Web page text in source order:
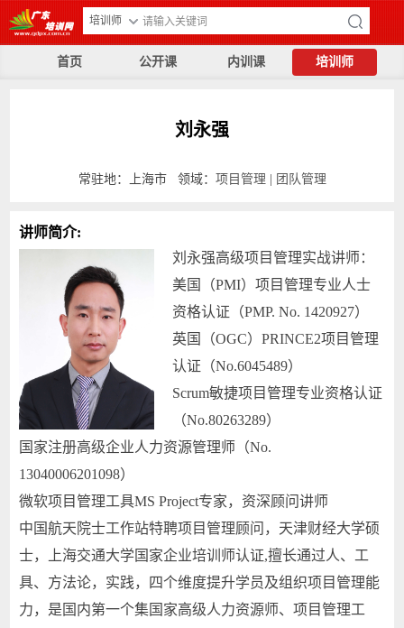
培训师
首页 公开课 内训课 培训师
刘永强
常驻地：上海市 领域： 项目管理 团队管理
讲师简介:
刘永强高级项目管理实战讲师：
美国（PMI）项目管理专业人士
资格认证（PMP. No. 1420927）
英国（OGC）PRINCE2项目管理
认证（No.6045489）
Scrum敏捷项目管理专业资格认证
（No.80263289）
国家注册高级企业人力资源管理师（No.
13040006201098）
微软项目管理工具MS Project专家，资深顾问讲师
中国航天院士工作站特聘项目管理顾问，天津财经大学硕
士，上海交通大学国家企业培训师认证,擅长通过人、工
具、方法论，实践，四个维度提升学员及组织项目管理能
力，是国内第一个集国家高级人力资源师、项目管理工